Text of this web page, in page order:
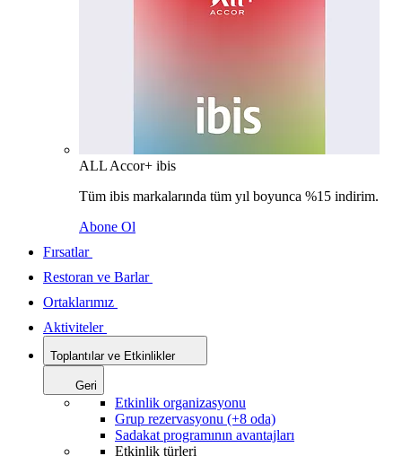
ALL Accor+ ibis
Tüm ibis markalarında tüm yıl boyunca %15 indirim.
Abone Ol
Fırsatlar
Restoran ve Barlar
Ortaklarımız
Aktiviteler
Toplantılar ve Etkinlikler
Geri
Etkinlik organizasyonu
Grup rezervasyonu (+8 oda)
Sadakat programının avantajları
Etkinlik türleri